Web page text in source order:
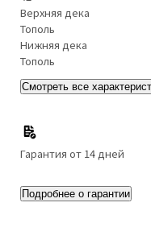
Верхняя дека
Тополь
Нижняя дека
Тополь
Смотреть все
Гарантия от 14 дней
Подробнее о гарантии